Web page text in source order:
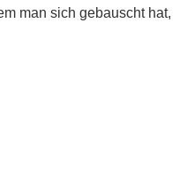
man sich gebauscht hat,